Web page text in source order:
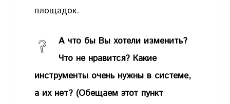
площадок.
А что бы Вы хотели изменить?
Что не нравится? Какие
инструменты очень нужны в системе,
а их нет? (Обещаем этот пункт